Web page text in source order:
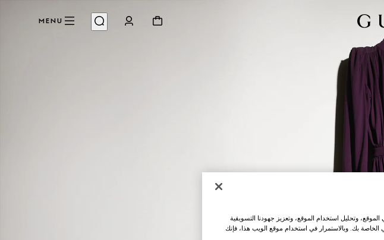
MENU
وتحليل استخدام الموقع، وتعزيز جهودنا التسويقية
بك. وبالاستمرار في استخدام موقع الويب هذا، فإنك